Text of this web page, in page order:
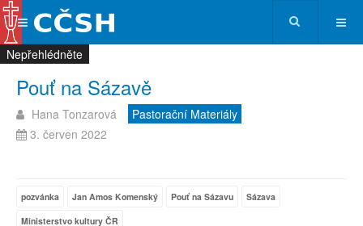
Pouť na Sázavě
Hana Tonzarová
Pastorační Materiály
3. červen 2022
pozvánka Jan Amos Komenský Pouť na Sázavu
Sázava
Ministerstvo kultury ČR
Nepřehlédněte
Nepřehlédněte
Nepřehlédněte
Nepřehlédněte